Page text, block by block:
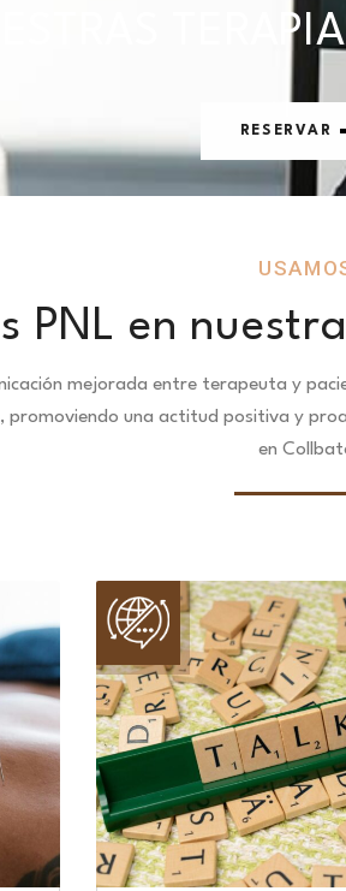
RESERVAR
PNL en
mejorada entre terapeuta y
promoviendo una actitud positiva y
en